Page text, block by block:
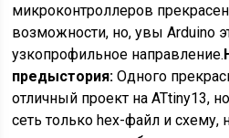
микроконтроллеров
возможности, но, увы Arduino
узкопрофильное направление.
предыстория: Одного
отличный проект на ATtiny13,
сеть только hex-файл и схему,